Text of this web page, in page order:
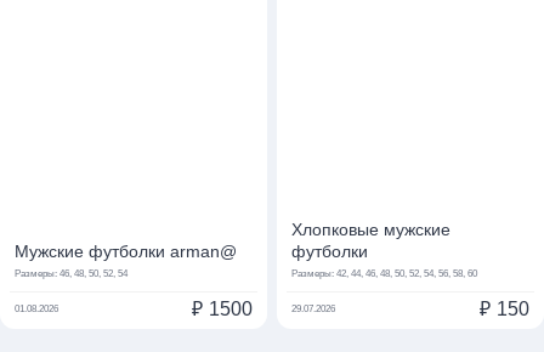
Мужские футболки arman@
Размеры: 46, 48, 50, 52, 54
01.08.2026 ₽ 1500
Хлопковые мужские
футболки
Размеры: 42, 44, 46, 48, 50, 52, 54, 56, 58, 60
29.07.2026 ₽ 150